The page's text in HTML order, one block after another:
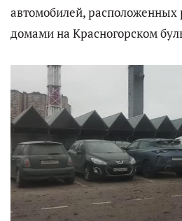
автомобилей,
домами на Красногорском